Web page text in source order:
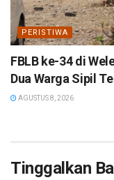
PERISTIWA
FBLB ke-34 di
Dua Warga Sipil
AGUSTUS 8, 2026
Tinggalkan